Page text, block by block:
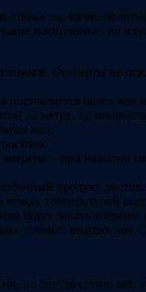
ставка экологов,
масштабные, но
Эксперты не
более чем
22 метра. Ее
вод.
– при нажатии
продукт
температурой
давать энергию
зеленых
но спустя сотню